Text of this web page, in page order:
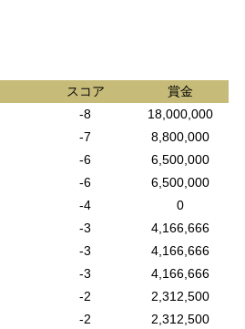
スコア
賞金
-8
18,000,000
-7
8,800,000
-6
6,500,000
-6
6,500,000
-4
0
-3
4,166,666
-3
4,166,666
-3
4,166,666
-2
2,312,500
-2
2,312,500